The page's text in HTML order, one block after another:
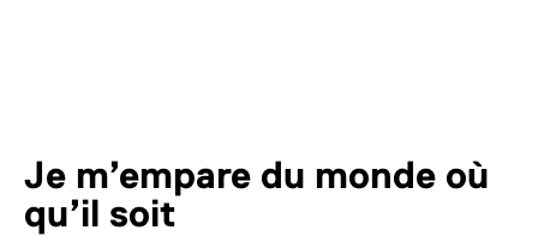
Je m’empare du monde où
qu’il soit